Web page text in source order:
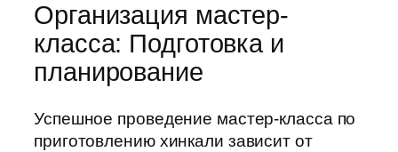
Организация мастер-
класса: Подготовка и
планирование
Успешное проведение мастер-класса по
приготовлению хинкали зависит от